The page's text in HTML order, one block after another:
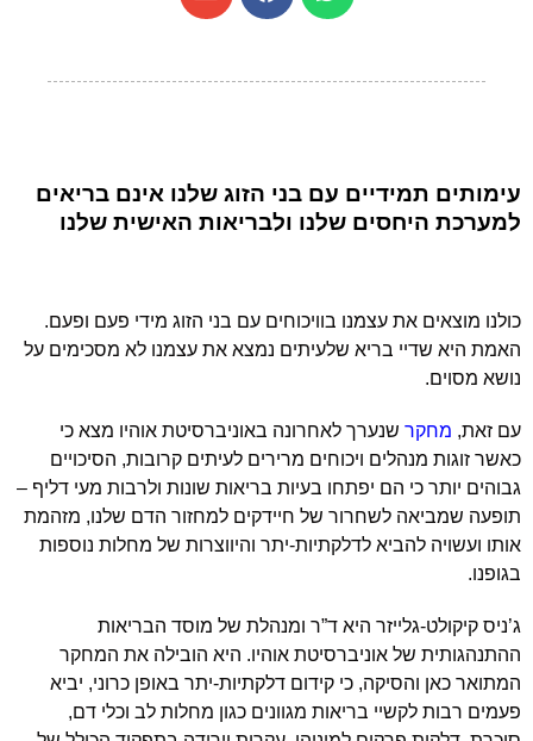
עימותים תמידיים עם בני הזוג שלנו אינם בריאים
למערכת היחסים שלנו ולבריאות האישית שלנו
כולנו מוצאים את עצמנו בוויכוחים עם בני הזוג מידי פעם ופעם.
האמת היא שדיי בריא שלעיתים נמצא את עצמנו לא מסכימים על
נושא מסוים.
עם זאת, מחקר שנערך לאחרונה באוניברסיטת אוהיו מצא כי
כאשר זוגות מנהלים ויכוחים מרירים לעיתים קרובות, הסיכויים
גבוהים יותר כי הם יפתחו בעיות בריאות שונות ולרבות מעי דליף –
תופעה שמביאה לשחרור של חיידקים למחזור הדם שלנו, מזהמת
אותו ועשויה להביא לדלקתיות-יתר והיווצרות של מחלות נוספות
בגופנו.
ג’ניס קיקולט-גלייזר היא ד”ר ומנהלת של מוסד הבריאות
ההתנהגותית של אוניברסיטת אוהיו. היא הובילה את המחקר
המתואר כאן והסיקה, כי קידום דלקתיות-יתר באופן כרוני, יביא
פעמים רבות לקשיי בריאות מגוונים כגון מחלות לב וכלי דם,